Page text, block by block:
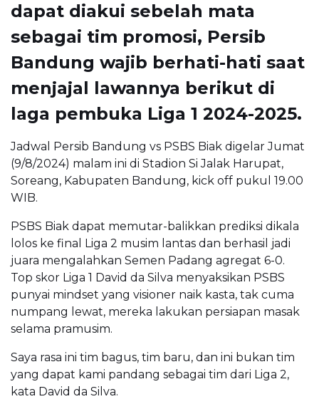
dapat diakui sebelah mata
sebagai tim promosi, Persib
Bandung wajib berhati-hati saat
menjajal lawannya berikut di
laga pembuka Liga 1 2024-2025.
Jadwal Persib Bandung vs PSBS Biak digelar Jumat
(9/8/2024) malam ini di Stadion Si Jalak Harupat,
Soreang, Kabupaten Bandung, kick off pukul 19.00
WIB.
PSBS Biak dapat memutar-balikkan prediksi dikala
lolos ke final Liga 2 musim lantas dan berhasil jadi
juara mengalahkan Semen Padang agregat 6-0.
Top skor Liga 1 David da Silva menyaksikan PSBS
punyai mindset yang visioner naik kasta, tak cuma
numpang lewat, mereka lakukan persiapan masak
selama pramusim.
Saya rasa ini tim bagus, tim baru, dan ini bukan tim
yang dapat kami pandang sebagai tim dari Liga 2,
kata David da Silva.